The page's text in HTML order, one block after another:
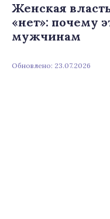
Женская
«нет»: почему
мужчинам
Обновлено: 23.07.2026